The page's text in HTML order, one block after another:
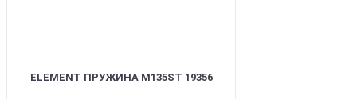
ELEMENT ПРУЖИНА M135ST 19356